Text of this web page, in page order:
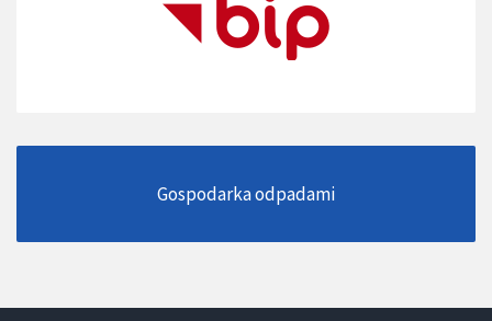
Gospodarka odpadami